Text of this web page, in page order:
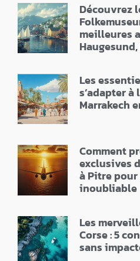
Découvrez
meilleures
Les
s’adapter à
Marrakech
Comment
exclusives
à Pitre
inoubliable
Les
Corse : 5
sans